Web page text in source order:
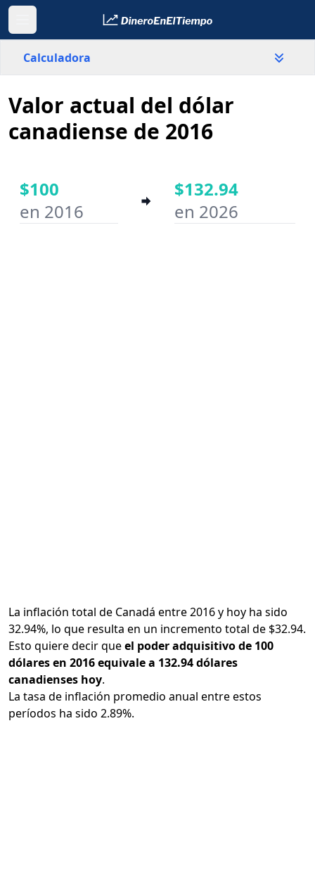
Calculadora
Canadá
País
Año inicial
Valor actual del dólar
canadiense de 2016
$100
en 2016
$132.94
en 2026
La inflación total de Canadá entre 2016 y hoy ha sido
32.94%, lo que resulta en un incremento total de $32.94.
Esto quiere decir queel poder adquisitivo de 100
dólares en 2016 equivale a 132.94 dólares
canadienses hoy.
La tasa de inflación promedio anual entre estos
períodos ha sido 2.89%.